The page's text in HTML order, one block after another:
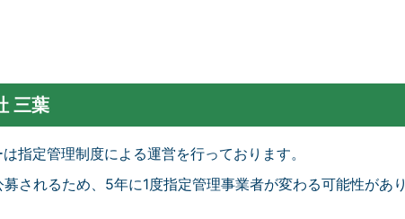
三葉
指定管理制度による運営を行っております。
されるため、5年に1度指定管理事業者が変わる可能性があり